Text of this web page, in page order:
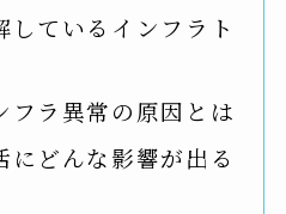
しているインフラト
フラ異常の原因とは
にどんな影響が出る